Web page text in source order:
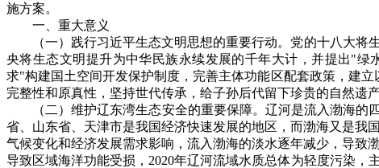
施方案。
一、重大意义
（一）践行习近平生态文明思想的重要行动。党的十八大
央将生态文明提升为中华民族永续发展的千年大计，并提出"
求"构建国土空间开发保护制度，完善主体功能区配套政策，建
完整性和原真性，坚持世代传承，给子孙后代留下珍贵的自然遗
（二）维护辽东湾生态安全的重要保障。辽河是流入渤海
省、山东省、天津市是我国经济快速发展的地区，而渤海又是我
气候变化和经济发展需求影响，流入渤海的淡水逐年减少，导致
导致区域海洋功能受损，2020年辽河流域水质总体为轻度污染